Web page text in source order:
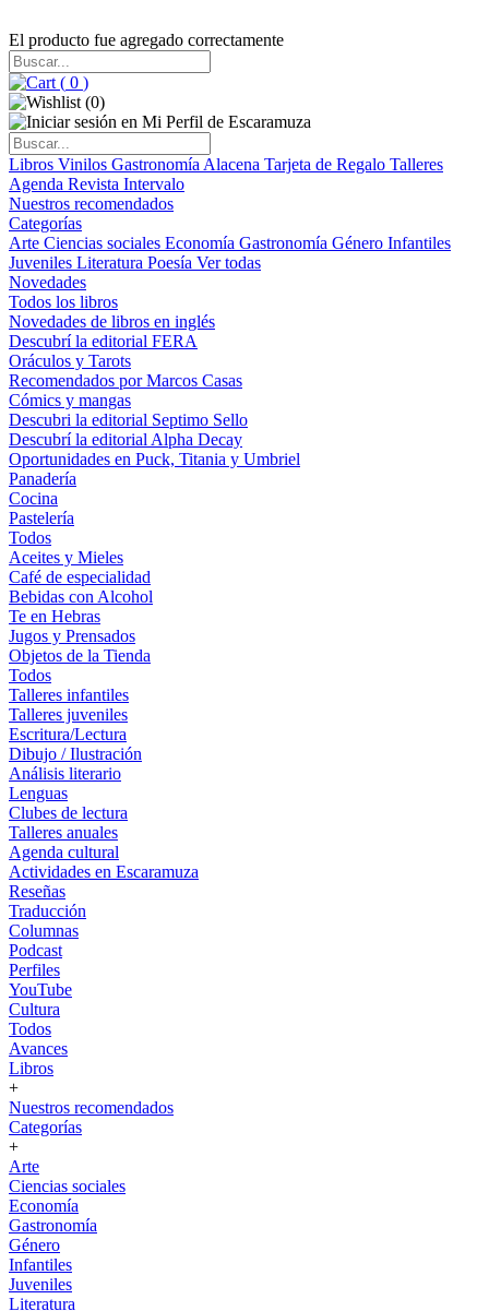
El producto fue agregado correctamente
( 0 )
(0)
Libros Vinilos Gastronomía Alacena Tarjeta de Regalo Talleres
Agenda Revista Intervalo
Nuestros recomendados
Categorías
Arte Ciencias sociales Economía Gastronomía Género Infantiles
Juveniles Literatura Poesía Ver todas
Novedades
Todos los libros
Novedades de libros en inglés
Descubrí la editorial FERA
Oráculos y Tarots
Recomendados por Marcos Casas
Cómics y mangas
Descubri la editorial Septimo Sello
Descubrí la editorial Alpha Decay
Oportunidades en Puck, Titania y Umbriel
Panadería
Cocina
Pastelería
Todos
Aceites y Mieles
Café de especialidad
Bebidas con Alcohol
Te en Hebras
Jugos y Prensados
Objetos de la Tienda
Todos
Talleres infantiles
Talleres juveniles
Escritura/Lectura
Dibujo / Ilustración
Análisis literario
Lenguas
Clubes de lectura
Talleres anuales
Agenda cultural
Actividades en Escaramuza
Reseñas
Traducción
Columnas
Podcast
Perfiles
YouTube
Cultura
Todos
Avances
Libros
+
Nuestros recomendados
Categorías
+
Arte
Ciencias sociales
Economía
Gastronomía
Género
Infantiles
Juveniles
Literatura